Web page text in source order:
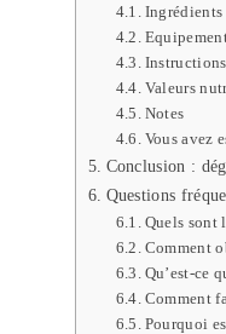
Instructions
Valeurs
Notes
Vous avez
Conclusion :
Questions
Quels sont
Comment
Qu’est-ce
Comment
Pourquoi